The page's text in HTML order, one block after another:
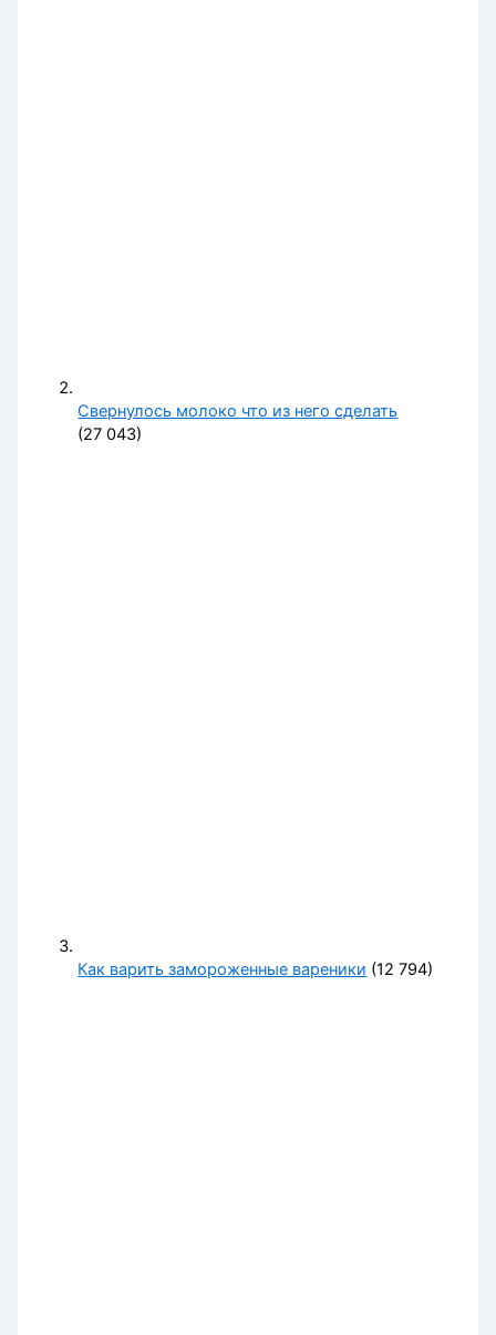
Свернулось молоко что из него сделать
(27 043)
Как варить замороженные вареники (12 794)